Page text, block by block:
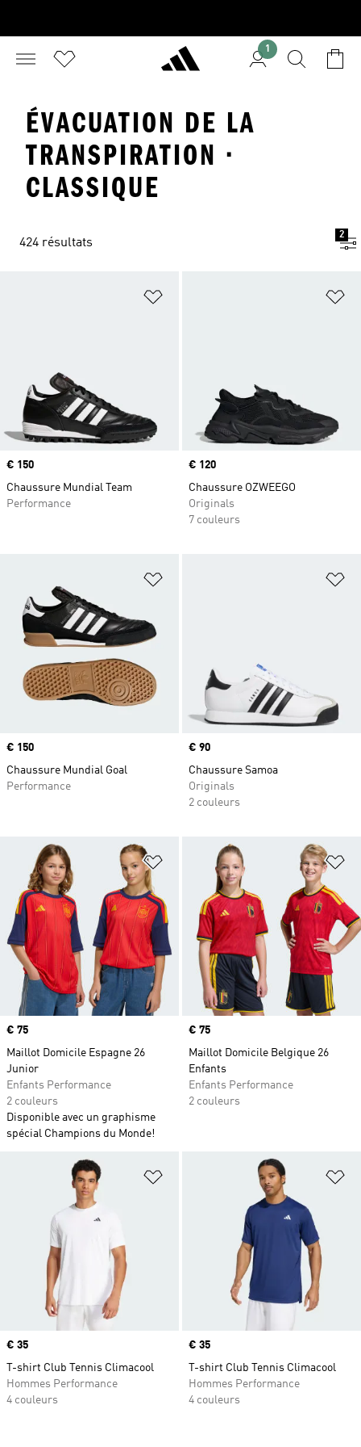
1
ÉVACUATION DE LA
TRANSPIRATION ·
CLASSIQUE
424 résultats
2
Ajouter à la Liste de produits
Prix
€ 150
Chaussure Mundial Team
Performance
Prix
€ 120
Chaussure OZWEEGO
Originals
7 couleurs
Ajouter à la Liste de produits
Prix
€ 150
Chaussure Mundial Goal
Performance
Prix
€ 90
Chaussure Samoa
Originals
2 couleurs
Ajouter à la Liste de produits
Prix
€ 75
Maillot Domicile Espagne 26
Junior
Enfants Performance
2 couleurs
Disponible avec un graphisme
spécial Champions du Monde!
Prix
€ 75
Maillot Domicile Belgique 26
Enfants
Enfants Performance
2 couleurs
Ajouter à la Liste de produits
Prix
€ 35
T-shirt Club Tennis Climacool
Hommes Performance
4 couleurs
Prix
€ 35
T-shirt Club Tennis Climacool
Hommes Performance
4 couleurs